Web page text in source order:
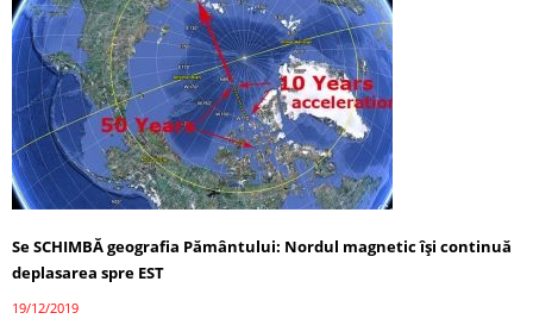
Se SCHIMBĂ geografia Pământului: Nordul magnetic își continuă
deplasarea spre EST
19/12/2019